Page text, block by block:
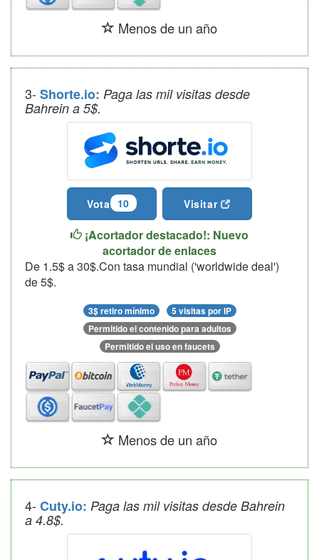
Menos de un año
3-Shorte.io:Paga las mil visitas desde
Bahrein a 5$.
Vota 10 Visitar
¡Acortador destacado!: Nuevo
acortador de enlaces
De 1.5$ a 30$.Con tasa mundial ('worldwide deal')
de 5$.
3$ retiro mínimo
5 visitas por IP
Permitido el contenido para adultos
Permitido el uso en faucets
Menos de un año
4-Cuty.io:Paga las mil visitas desde Bahrein
a 4.8$.